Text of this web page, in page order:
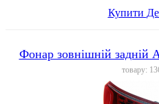
Купити
Фонар зовнішній задній
товару: